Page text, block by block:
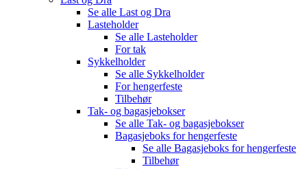
Se alle Last og Dra
Lasteholder
Se alle Lasteholder
For tak
Sykkelholder
Se alle Sykkelholder
For hengerfeste
Tilbehør
Tak- og bagasjebokser
Se alle Tak- og bagasjebokser
Bagasjeboks for hengerfeste
Se alle Bagasjeboks for hengerfeste
Tilbehør